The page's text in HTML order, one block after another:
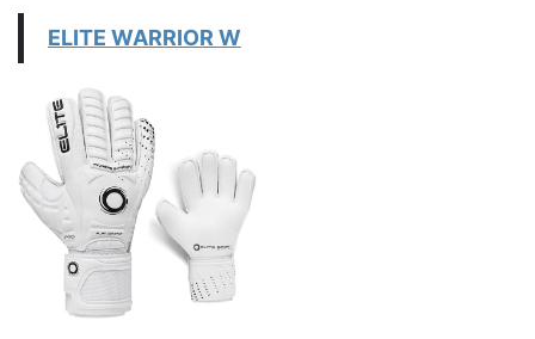
ELITE WARRIOR W